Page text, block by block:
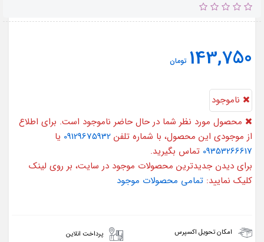
143,750 تومان
ناموجود
محصول مورد نظر شما در حال حاضر ناموجود است. برای اطلاع
از موجودی این محصول، با شماره تلفن 09129675932 یا
09353266617 تماس بگیرید.
برای دیدن جدیدترین محصولات موجود در سایت، بر روی لینک
کلیک نمایید: تمامی محصولات موجود
امکان تحویل اکسپرس پرداخت انلاین